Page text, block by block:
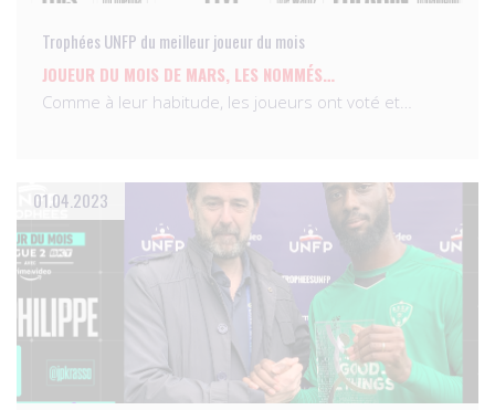
Trophées UNFP du meilleur joueur du mois
JOUEUR DU MOIS DE MARS, LES NOMMÉS…
Comme à leur habitude, les joueurs ont voté et…
01.04.2023